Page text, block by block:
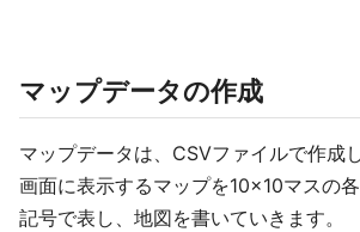
マップデータの作成
マップデータは、CSVファイルで作成し
画面に表示するマップを10×10マスの
記号で表し、地図を書いていきます。